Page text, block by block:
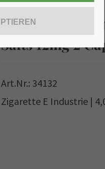
E-Kartusche
Salts 12mg 2
Art.Nr.: 34132
Zigarette E Industrie |